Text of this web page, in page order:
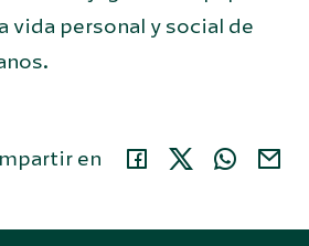
vida personal y social de
en